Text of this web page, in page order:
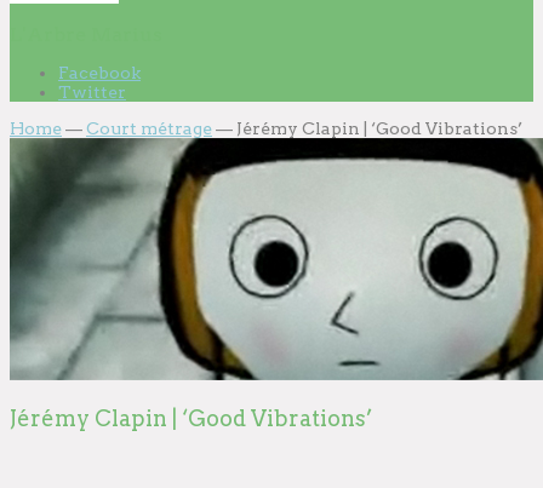
Facebook
Twitter
Home— Court métrage— Jérémy Clapin | ‘Good Vibrations’
Jérémy Clapin | ‘Good Vibrations’